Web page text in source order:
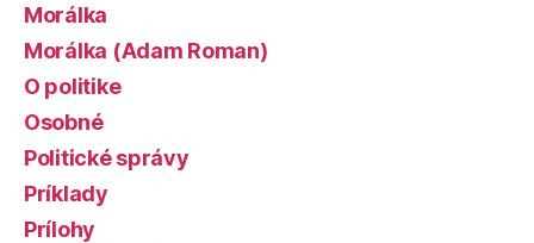
Morálka
Morálka (Adam Roman)
O politike
Osobné
Politické správy
Príklady
Prílohy